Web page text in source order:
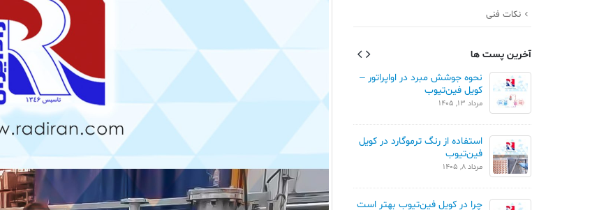
نکات فنی
آخرین پست ها
نحوه جوشش مبرد در اواپراتور –
کویل فین‌تیوب
مرداد 13, 1405
استفاده از رنگ ترموگارد در کویل
فین‌تیوب
مرداد 8, 1405
چرا در کویل فین‌تیوب بهتر است
مقایسه چیدمان خطی و مثلثی در
کویل های فین تیوب
مقایسه Blue Fin و Gold Fin در
کویل کندانسور
تیر 1, 1405
کویل پره
نحوه جوشش مبرد در اواپراتور –
کویل فین‌تیوب
مرداد 13, 1405
استفاده از رنگ ترموگارد در کویل
فین‌تیوب
مرداد 8, 1405
چرا در کویل فین‌تیوب بهتر است